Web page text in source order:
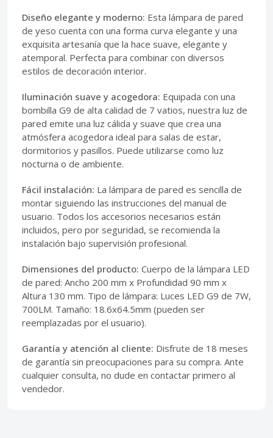
Diseño elegante y moderno: Esta lámpara de pared
de yeso cuenta con una forma curva elegante y una
exquisita artesanía que la hace suave, elegante y
atemporal. Perfecta para combinar con diversos
estilos de decoración interior.
Iluminación suave y acogedora: Equipada con una
bombilla G9 de alta calidad de 7 vatios, nuestra luz de
pared emite una luz cálida y suave que crea una
atmósfera acogedora ideal para salas de estar,
dormitorios y pasillos. Puede utilizarse como luz
nocturna o de ambiente.
Fácil instalación: La lámpara de pared es sencilla de
montar siguiendo las instrucciones del manual de
usuario. Todos los accesorios necesarios están
incluidos, pero por seguridad, se recomienda la
instalación bajo supervisión profesional.
Dimensiones del producto: Cuerpo de la lámpara LED
de pared: Ancho 200 mm x Profundidad 90 mm x
Altura 130 mm. Tipo de lámpara: Luces LED G9 de 7W,
700LM. Tamaño: 18.6x64.5mm (pueden ser
reemplazadas por el usuario).
Garantía y atención al cliente: Disfrute de 18 meses
de garantía sin preocupaciones para su compra. Ante
cualquier consulta, no dude en contactar primero al
vendedor.